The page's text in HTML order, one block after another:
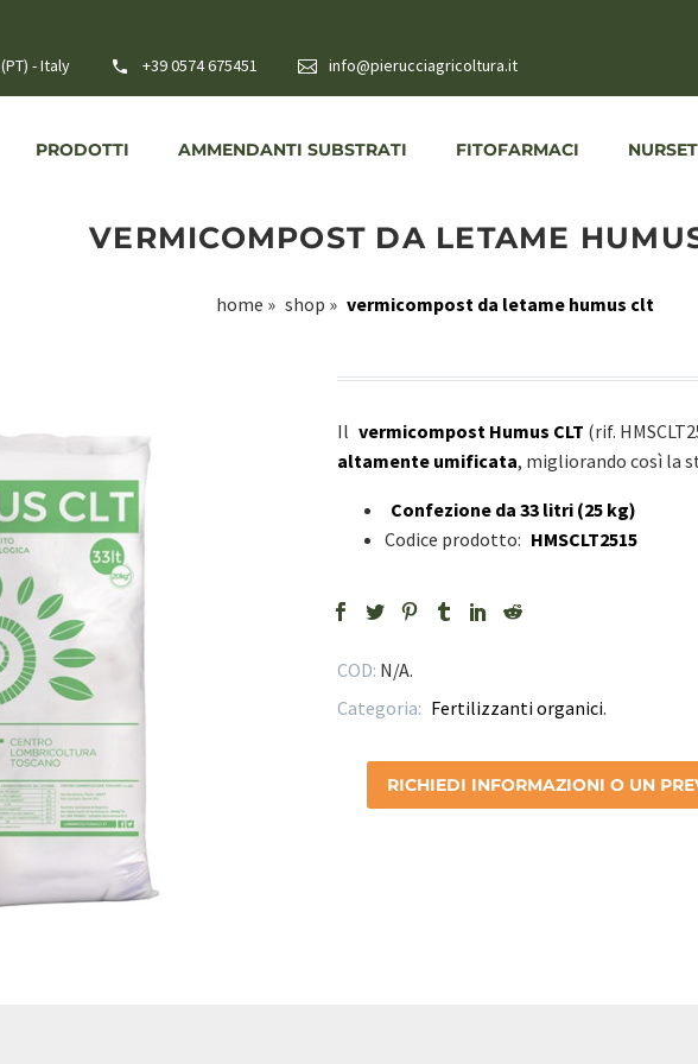
- Italy +39 0574 675451 info@pierucciagricoltura.it
PRODOTTI AMMENDANTI SUBSTRATI FITOFARMACI NURSET
VERMICOMPOST DA LETAME
home » shop » vermicompost da letame humus clt
Il vermicompost Humus CLT (rif.
altamente umificata, migliorando così la
Confezione da 33 litri (25 kg)
Codice prodotto: HMSCLT2515
COD: N/A.
Categoria: Fertilizzanti organici.
RICHIEDI INFORMAZIONI O UN